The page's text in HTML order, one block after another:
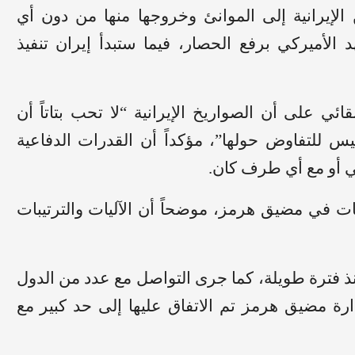
إلى الموانئ وخروجها منها من دون أي
برفع الحصار، فيما ستبدأ إيران تنفيذ
على أن الصواريخ الإيرانية “لا تحب بتاتاً أن
للتفاوض حولها”، مؤكداً أن القدرات الدفاعية
أو مع أي طرف كان.
في مضيق هرمز، موضحاً أن الآليات والترتيبات
فترة طويلة، كما جرى التواصل مع عدد من الدول
مضيق هرمز تم الاتفاق عليها إلى حد كبير مع